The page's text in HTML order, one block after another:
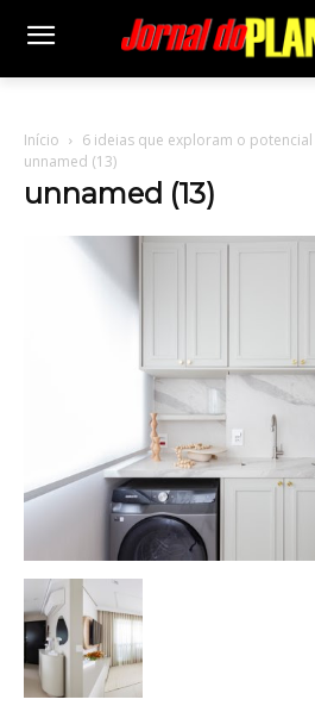
Início
6 ideias que exploram o
unnamed (13)
unnamed (13)